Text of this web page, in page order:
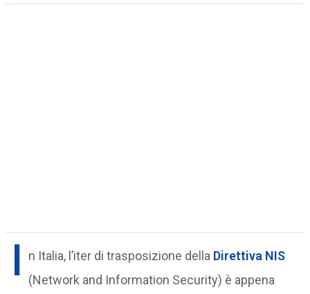
I n Italia, l’iter di trasposizione della Direttiva NIS
(Network and Information Security) è appena